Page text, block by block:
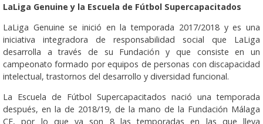
LaLiga Genuine y la Escuela de Fútbol Supercapacitados
LaLiga Genuine se inició en la temporada 2017/2018 y es una
iniciativa integradora de responsabilidad social que LaLiga
desarrolla a través de su Fundación y que consiste en un
campeonato formado por equipos de personas con discapacidad
intelectual, trastornos del desarrollo y diversidad funcional.
La Escuela de Fútbol Supercapacitados nació una temporada
después, en la de 2018/19, de la mano de la Fundación Málaga
CF, por lo que ya son 8 las temporadas en las que lleva